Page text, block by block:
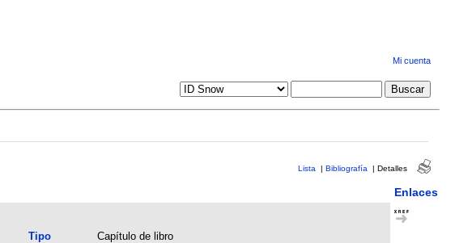
Mi cuenta
Lista | Bibliografía | Detalles
Enlaces
Tipo
Capítulo de libro